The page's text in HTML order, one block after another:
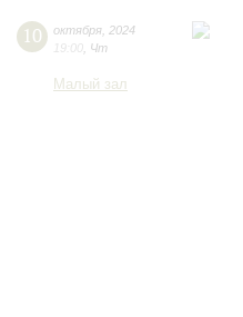
10 октября 2024
19:00 Чт
Малый зал